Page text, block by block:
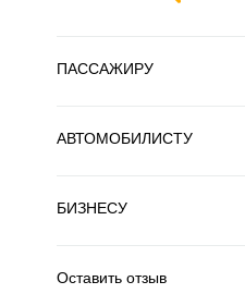
ПАССАЖИРУ
АВТОМОБИЛИСТУ
БИЗНЕСУ
Оставить отзыв